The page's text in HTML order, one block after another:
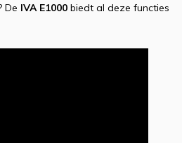
De IVA E1000 biedt al deze functies